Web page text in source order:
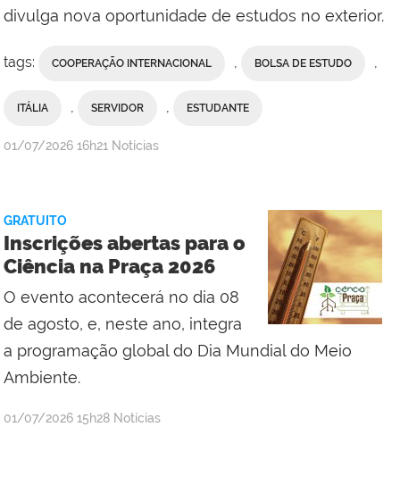
divulga nova oportunidade de estudos no exterior.
tags: COOPERAÇÃO INTERNACIONAL , BOLSA DE ESTUDO ,
ITÁLIA , SERVIDOR , ESTUDANTE
por
publicado
01/07/2026 16h21 Notícias
GRATUITO
Inscrições abertas para o
Ciência na Praça 2026
O evento acontecerá no dia 08
de agosto, e, neste ano, integra
a programação global do Dia Mundial do Meio
Ambiente.
por
publicado
01/07/2026 15h28 Notícias